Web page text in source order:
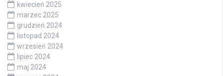
kwiecień 2025
marzec 2025
grudzień 2024
listopad 2024
wrzesień 2024
lipiec 2024
maj 2024